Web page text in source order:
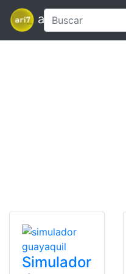
ari7
Simulador